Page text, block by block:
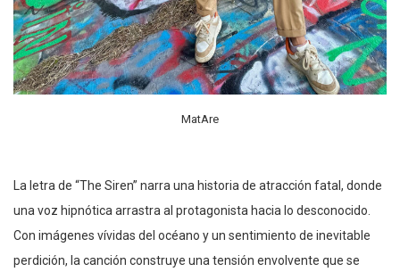
MatAre
La letra de “The Siren” narra una historia de atracción fatal, donde
una voz hipnótica arrastra al protagonista hacia lo desconocido.
Con imágenes vívidas del océano y un sentimiento de inevitable
perdición, la canción construye una tensión envolvente que se